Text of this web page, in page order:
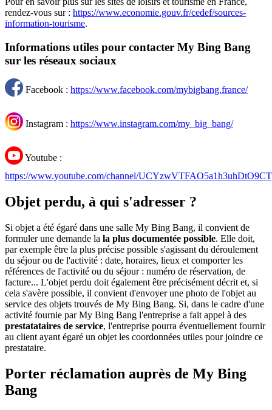
rendez-vous sur : https://www.economie.gouv.fr/cedef/sources-
information-tourisme.
Informations utiles pour contacter My Bing Bang
sur les réseaux sociaux
Facebook : https://www.facebook.com/mybigbang.france/
Instagram : https://www.instagram.com/my_big_bang/
Youtube :
https://www.youtube.com/channel/
Objet perdu, à qui s'adresser ?
Si objet a été égaré dans une salle My Bing Bang, il convient de
formuler une demande la la plus documentée possible. Elle doit,
par exemple être la plus précise possible s'agissant du déroulement
du séjour ou de l'activité : date, horaires, lieux et comporter les
références de l'activité ou du séjour : numéro de réservation, de
facture... L'objet perdu doit également être précisément décrit et, si
cela s'avère possible, il convient d'envoyer une photo de l'objet au
service des objets trouvés de My Bing Bang. Si, dans le cadre d'une
activité fournie par My Bing Bang l'entreprise a fait appel à des
prestatataires de service, l'entreprise pourra éventuellement fournir
au client ayant égaré un objet les coordonnées utiles pour joindre ce
prestataire.
Porter réclamation auprès de My Bing
Bang